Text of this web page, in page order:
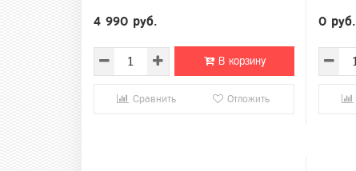
4 990 руб.
В корзину
Сравнить Отложить
0 руб.